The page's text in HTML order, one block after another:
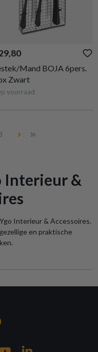
Mand BOJA 6pers.
Zwart
voorraad
Interieur &
Interieur & Accessoires.
en praktische